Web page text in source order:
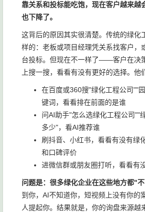
靠关系和投标能吃饱，现在客户越来越
也下降了。
这背后的原因其实很清楚。传统的绿化
样的：老板或项目经理凭关系找客户，
台投标。但现在不一样了——客户在决
上搜一搜，看看有没有更好的选择。他
在百度或360搜"绿化工程公司""
键词，看看排在前面的是谁
问AI助手"怎么选绿化工程公司""
多少"，看AI推荐谁
刷抖音、小红书，看看有没有绿
和口碑评价
进微信群或朋友圈打听，看看有
问题是：很多绿化企业在这些地方都"不
到你，AI不知道你，短视频上没有你的
人提起你。结果就是，你的询盘来源越